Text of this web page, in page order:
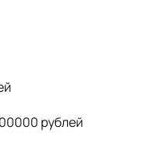
рублей